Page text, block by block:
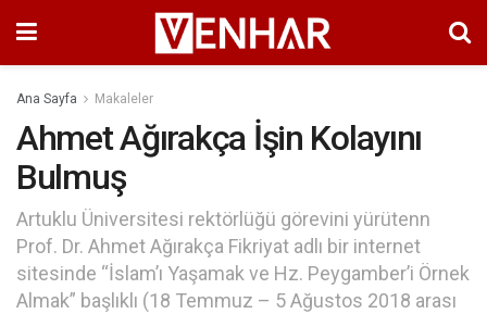
Ana Sayfa Makaleler
Ahmet Ağırakça İşin Kolayını
Bulmuş
Artuklu Üniversitesi rektörlüğü görevini yürütenn
Prof. Dr. Ahmet Ağırakça Fikriyat adlı bir internet
sitesinde “İslam’ı Yaşamak ve Hz. Peygamber’i Örnek
Almak” başlıklı (18 Temmuz – 5 Ağustos 2018 arası